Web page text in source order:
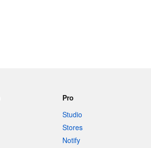
Pro
Studio
Stores
Notify